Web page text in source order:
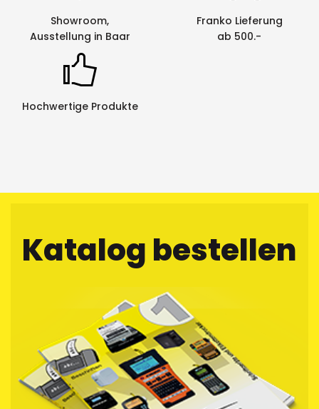
Showroom,
Ausstellung in Baar
Franko Lieferung
ab 500.-
Hochwertige Produkte
Katalog bestellen